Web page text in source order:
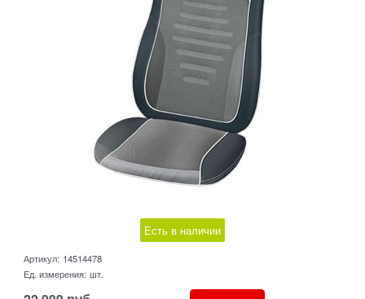
Есть в наличии
Артикул: 14514478
Ед. измерения: шт.